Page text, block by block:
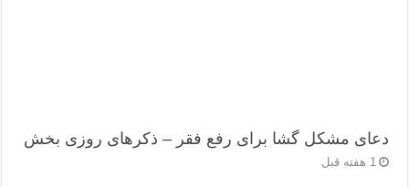
دعای مشکل گشا برای رفع فقر – ذکرهای روزی‌ بخش
1 هفته قبل